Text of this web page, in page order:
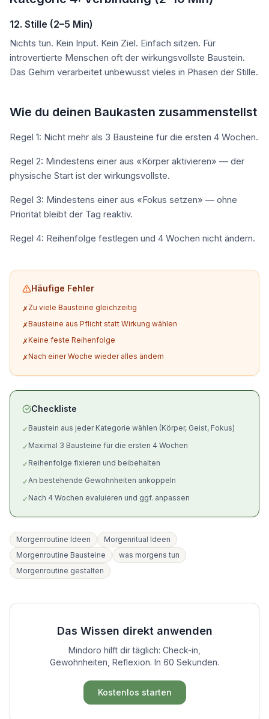
12. Stille (2–5 Min)
Nichts tun. Kein Input. Kein Ziel. Einfach sitzen. Für
introvertierte Menschen oft der wirkungsvollste Baustein.
Das Gehirn verarbeitet unbewusst vieles in Phasen der Stille.
Wie du deinen Baukasten zusammenstellst
Regel 1: Nicht mehr als 3 Bausteine für die ersten 4 Wochen.
Regel 2: Mindestens einer aus «Körper aktivieren» — der
physische Start ist der wirkungsvollste.
Regel 3: Mindestens einer aus «Fokus setzen» — ohne
Priorität bleibt der Tag reaktiv.
Regel 4: Reihenfolge festlegen und 4 Wochen nicht ändern.
Häufige Fehler
✗Zu viele Bausteine gleichzeitig
✗Bausteine aus Pflicht statt Wirkung wählen
✗Keine feste Reihenfolge
✗Nach einer Woche wieder alles ändern
Checkliste
✓ Baustein aus jeder Kategorie wählen (Körper, Geist, Fokus)
✓ Maximal 3 Bausteine für die ersten 4 Wochen
✓ Reihenfolge fixieren und beibehalten
✓An bestehende Gewohnheiten ankoppeln
✓ Nach 4 Wochen evaluieren und ggf. anpassen
Morgenroutine Ideen
Morgenritual Ideen
Morgenroutine Bausteine
was morgens tun
Morgenroutine gestalten
Das Wissen direkt anwenden
Mindoro hilft dir täglich: Check-in,
Gewohnheiten, Reflexion. In 60 Sekunden.
Kostenlos starten